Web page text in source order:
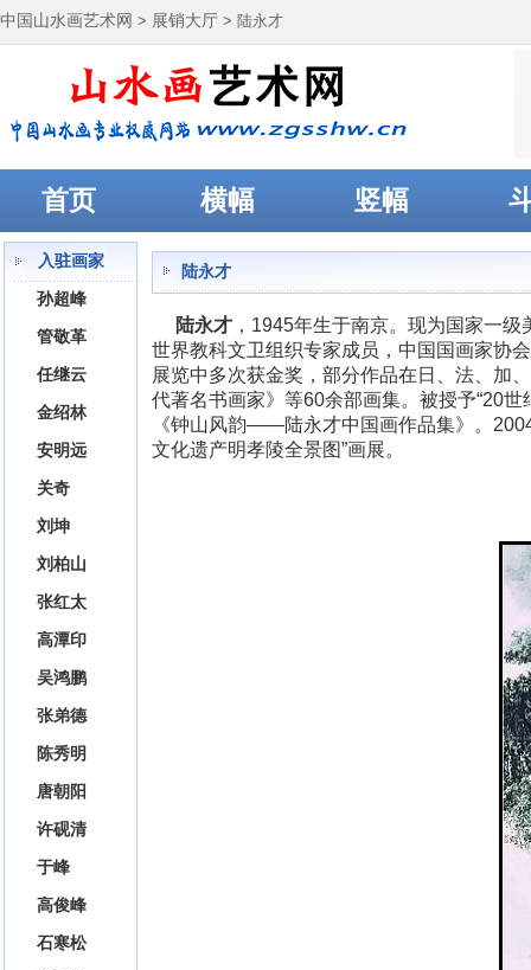
中国山水画艺术网 > 展销大厅 > 陆永才
首页 横幅 竖幅
入驻画家
孙超峰
管敬革
任继云
金绍林
安明远
关奇
刘坤
刘柏山
张红太
高潭印
吴鸿鹏
张弟德
陈秀明
唐朝阳
许砚清
于峰
高俊峰
石寒松
陆永才
陆永才 ，1945年生于南京。现为国家一
世界教科文卫组织专家成员，中国国画家协
展览中多次获金奖，部分作品在日、法、加
代著名书画家》等60余部画集。被授予“20
《钟山风韵——陆永才中国画作品集》。
文化遗产明孝陵全景图”画展。